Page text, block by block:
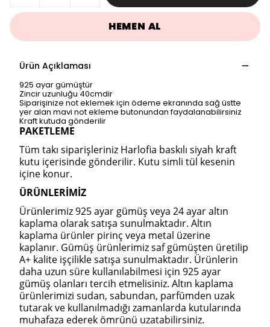
HEMEN AL
Ürün Açıklaması
925 ayar gümüştür
Zincir uzunluğu 40cmdir
Siparişinize not eklemek için ödeme ekranında sağ üstte
yer alan mavi not ekleme butonundan faydalanabilirsiniz
Kraft kutuda gönderilir
PAKETLEME
Tüm takı siparişleriniz Harlofia baskılı siyah kraft
kutu içerisinde gönderilir. Kutu simli tül kesenin
içine konur.
ÜRÜNLERİMİZ
Ürünlerimiz 925 ayar gümüş veya 24 ayar altın
kaplama olarak satışa sunulmaktadır. Altın
kaplama ürünler pirinç veya metal üzerine
kaplanır. Gümüş ürünlerimiz saf gümüşten üretilip
A+ kalite işçilikle satışa sunulmaktadır. Ürünlerin
daha uzun süre kullanılabilmesi için 925 ayar
gümüş olanları tercih etmelisiniz. Altın kaplama
ürünlerimizi sudan, sabundan, parfümden uzak
tutarak ve kullanılmadığı zamanlarda kutularında
muhafaza ederek ömrünü uzatabilirsiniz.